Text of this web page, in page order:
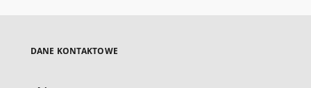
DANE KONTAKTOWE